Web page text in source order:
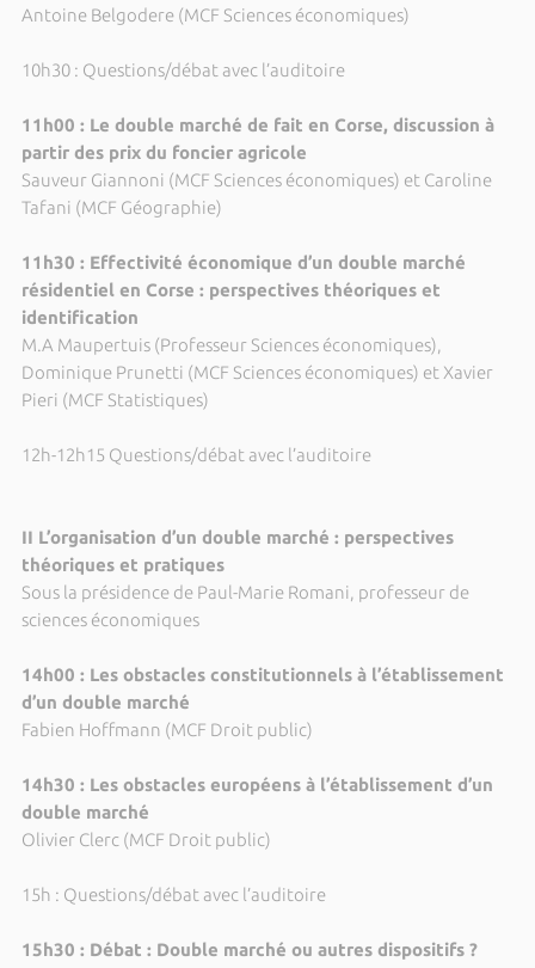
Antoine Belgodere (MCF Sciences économiques)
10h30 : Questions/débat avec l’auditoire
11h00 : Le double marché de fait en Corse, discussion à
partir des prix du foncier agricole
Sauveur Giannoni (MCF Sciences économiques) et Caroline
Tafani (MCF Géographie)
11h30 : Effectivité économique d’un double marché
résidentiel en Corse : perspectives théoriques et
identification
M.A Maupertuis (Professeur Sciences économiques),
Dominique Prunetti (MCF Sciences économiques) et Xavier
Pieri (MCF Statistiques)
12h-12h15 Questions/débat avec l’auditoire
II L’organisation d’un double marché : perspectives
théoriques et pratiques
Sous la présidence de Paul-Marie Romani, professeur de
sciences économiques
14h00 : Les obstacles constitutionnels à l’établissement
d’un double marché
Fabien Hoffmann (MCF Droit public)
14h30 : Les obstacles européens à l’établissement d’un
double marché
Olivier Clerc (MCF Droit public)
15h : Questions/débat avec l’auditoire
15h30 : Débat : Double marché ou autres dispositifs ?